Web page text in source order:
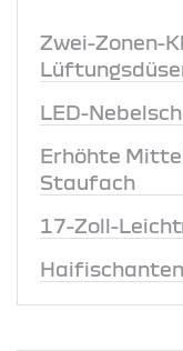
Zwei-Zonen-
LED-
Erhöhte
Staufach
17-Zoll-